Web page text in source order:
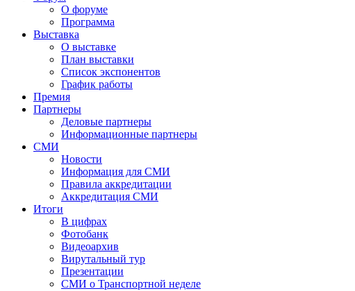
О форуме
Программа
Выставка
О выставке
План выставки
Список экспонентов
График работы
Премия
Партнеры
Деловые партнеры
Информационные партнеры
СМИ
Новости
Информация для СМИ
Правила аккредитации
Аккредитация СМИ
Итоги
В цифрах
Фотобанк
Видеоархив
Вирутальный тур
Презентации
СМИ о Транспортной неделе